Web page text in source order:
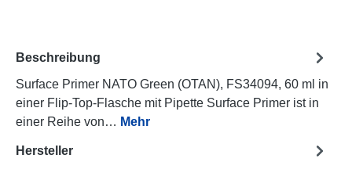
Beschreibung
Surface Primer NATO Green (OTAN), FS34094, 60 ml in
einer Flip-Top-Flasche mit Pipette Surface Primer ist in
einer Reihe von… Mehr
Hersteller